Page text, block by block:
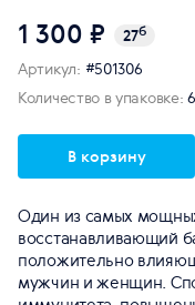
Один из самых
восстанавливающий
положительно
мужчин и женщин.
1 300 ₽ 27б
Артикул: #501306
Количество в упаковке:
В корзину